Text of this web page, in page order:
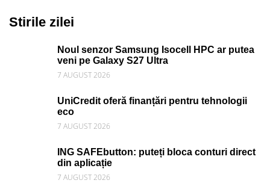
Stirile zilei
Noul senzor Samsung Isocell HPC ar putea
veni pe Galaxy S27 Ultra
7 AUGUST 2026
UniCredit oferă finanțări pentru tehnologii
eco
7 AUGUST 2026
ING SAFEbutton: puteți bloca conturi direct
din aplicație
7 AUGUST 2026